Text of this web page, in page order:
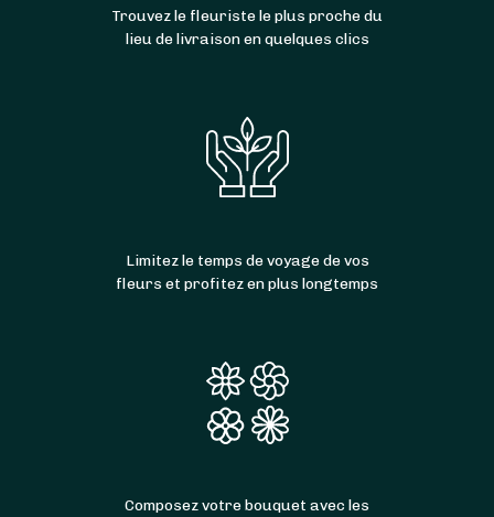
Trouvez le fleuriste le plus proche du
lieu de livraison en quelques clics
Limitez le temps de voyage de vos
fleurs et profitez en plus longtemps
Composez votre bouquet avec les